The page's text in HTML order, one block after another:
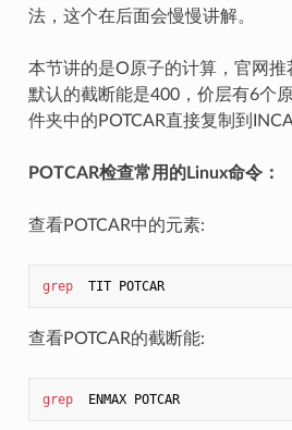
法，这个在后面会慢慢讲解。
本节讲的是O原子的计算，官网推
默认的截断能是400，价层有6个
件夹中的POTCAR直接复制到
POTCAR检查常用的Linux命令：
查看POTCAR中的元素:
grep
  TIT POTCAR
查看POTCAR的截断能:
grep
  ENMAX POTCAR